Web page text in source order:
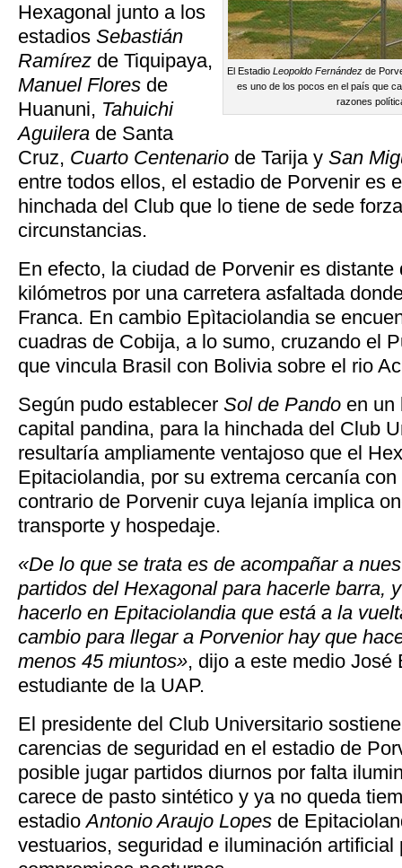
El EstadioLeopoldo Fernández de
es uno de los pocos en el país que
razones
Hexagonal junto a los
estadios Sebastián
Ramírez de Tiquipaya,
Manuel Flores de
Huanuni, Tahuichi
Aguilera de Santa
Cruz, Cuarto Centenario de Tarija y San
entre todos ellos, el estadio de Porvenir es
hinchada del Club que lo tiene de sede
circunstancias.
En efecto, la ciudad de Porvenir es
kilómetros por una carretera asfaltada
Franca. En cambio Epìtaciolandia se
cuadras de Cobija, a lo sumo, cruzando el
que vincula Brasil con Bolivia sobre el rio
Según pudo establecer Sol de Pando en un
capital pandina, para la hinchada del Club
resultaría ampliamente ventajoso que el
Epitaciolandia, por su extrema cercanía
contrario de Porvenir cuya lejanía implica
transporte y hospedaje.
«De lo que se trata es de acompañar a
partidos del Hexagonal para hacerle barra,
hacerlo en Epitaciolandia que está a la
cambio para llegar a Porvenior hay que
menos 45 miuntos», dijo a este medio José
estudiante de la UAP.
El presidente del Club Universitario
carencias de seguridad en el estadio de
posible jugar partidos diurnos por falta
carece de pasto sintético y ya no queda
estadioAntonio Araujo Lopes de
vestuarios, seguridad e iluminación artificial